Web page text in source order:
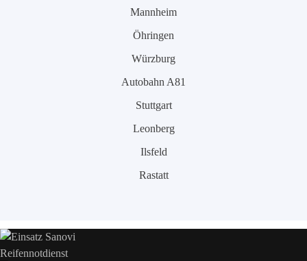
Mannheim
Öhringen
Würzburg
Autobahn A81
Stuttgart
Leonberg
Ilsfeld
Rastatt